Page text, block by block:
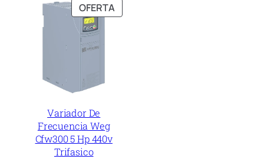
OFERTA
EN
Variador De
Frecuencia Weg
Cfw300 5 Hp 440v
Trifasico